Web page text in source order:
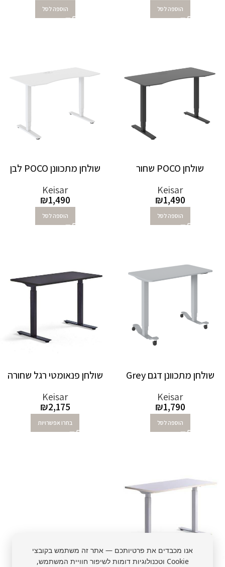
אנו מכבדים את פרטיותכם — אתר זה משתמש בקובצי
Cookie וטכנולוגיות דומות לשיפור חוויית המשתמש,
הוספה לסל הוספה לסל
שולחן POCO שחור
Keisar
₪1,490
הוספה לסל
שולחן מתכוונן POCO לבן
Keisar
₪1,490
הוספה לסל
שולחן מתכוונן דגם Grey
Keisar
₪1,790
הוספה לסל
שולחן פנאומטי רגל שחורה
Keisar
₪2,175
בחרו אפשרויות